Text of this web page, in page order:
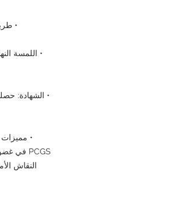
•
• اللمسة
• مميزات
النقاش